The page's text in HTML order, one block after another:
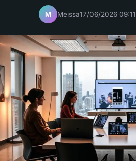
M Meissa17/06/2026 09:11